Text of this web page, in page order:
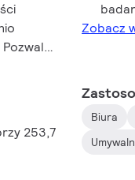
Zobacz
253,7
Biura